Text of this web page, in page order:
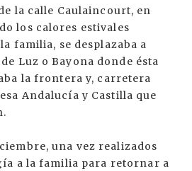
la calle Caulaincourt, en
los calores estivales
familia, se desplazaba a
Luz o Bayona donde ésta
la frontera y, carretera
Andalucía y Castilla que
una vez realizados
a la familia para retornar a